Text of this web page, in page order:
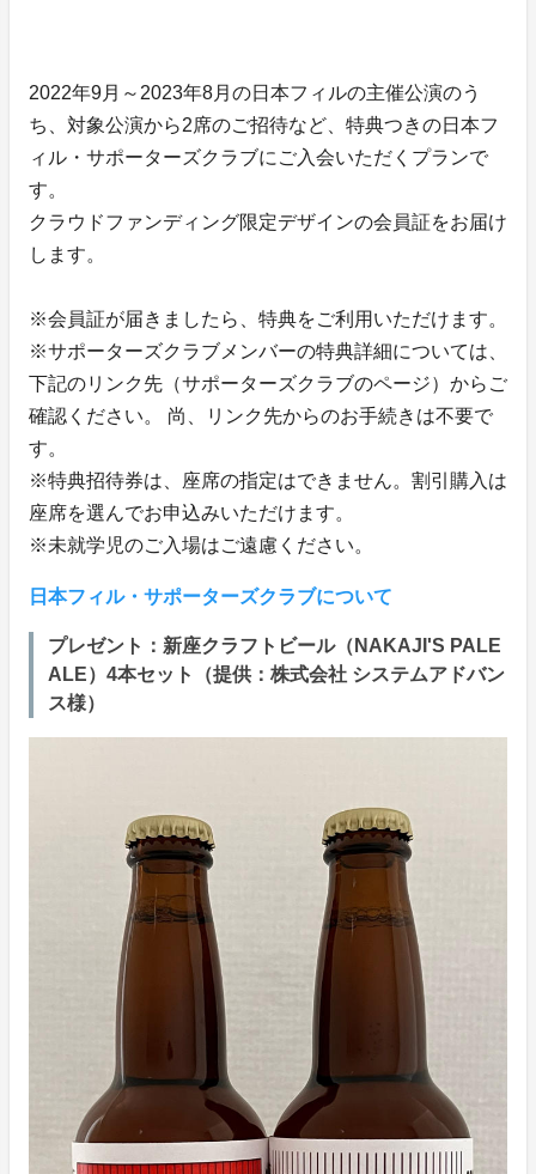
2022年9月～2023年8月の日本フィルの主催公演のう
ち、対象公演から2席のご招待など、特典つきの日本フ
ィル・サポーターズクラブにご入会いただくプランで
す。
クラウドファンディング限定デザインの会員証をお届け
します。
※会員証が届きましたら、特典をご利用いただけます。
※サポーターズクラブメンバーの特典詳細については、
下記のリンク先（サポーターズクラブのページ）からご
確認ください。 尚、リンク先からのお手続きは不要で
す。
※特典招待券は、座席の指定はできません。割引購入は
座席を選んでお申込みいただけます。
※未就学児のご入場はご遠慮ください。
日本フィル・サポーターズクラブについて
プレゼント：新座クラフトビール（NAKAJI'S PALE
ALE）4本セット（提供：株式会社 システムアドバン
ス様）